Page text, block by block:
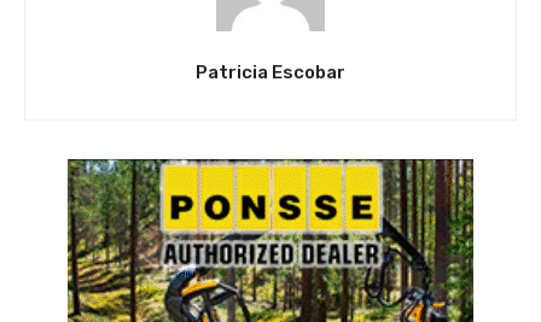
Patricia Escobar